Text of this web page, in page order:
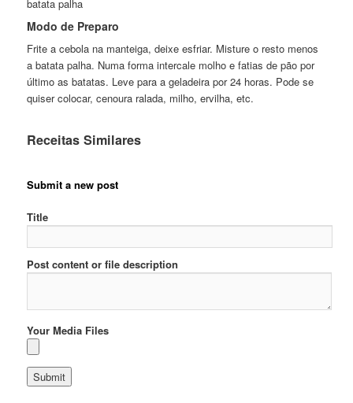
batata palha
Modo de Preparo
Frite a cebola na manteiga, deixe esfriar. Misture o resto menos
a batata palha. Numa forma intercale molho e fatias de pão por
último as batatas. Leve para a geladeira por 24 horas. Pode se
quiser colocar, cenoura ralada, milho, ervilha, etc.
Receitas Similares
Submit a new post
Title
Post content or file description
Your Media Files